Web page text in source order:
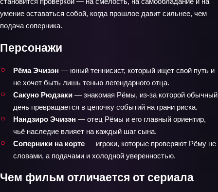
умение оставаться собой, когда прошлое давит сильнее, чем
подача соперника.
Персонажи
Рёма Эчизэн — юный теннисист, который ищет свой путь и
не хочет быть лишь тенью легендарного отца.
Сакуно Рюдзаки — знакомая Рёмы, из-за которой обычный
день превращается в цепочку событий на грани риска.
Нандзиро Эчизэн — отец Рёмы и его главный ориентир,
чьё наследие влияет на каждый шаг сына.
Соперники на корте — игроки, которые проверяют Рёму не
словами, а подачами и холодной уверенностью.
Чем фильм отличается от сериала